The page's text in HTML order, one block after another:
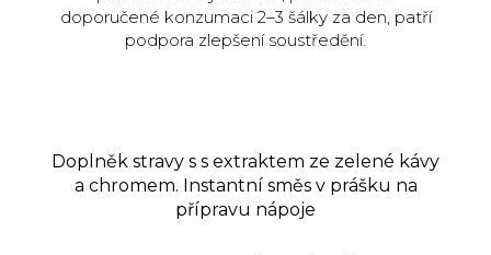
doporučené konzumaci 2–3 šálky za den, patří
podpora zlepšení soustředění.
Doplněk stravy s s extraktem ze zelené kávy
a chromem. Instantní směs v prášku na
přípravu nápoje